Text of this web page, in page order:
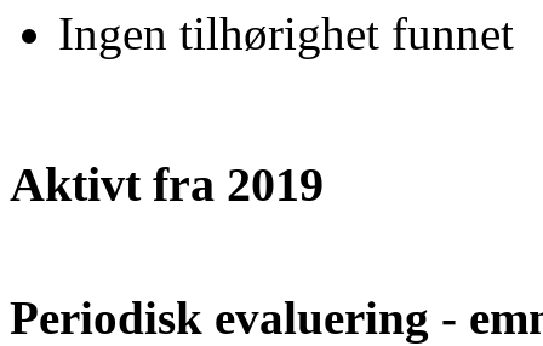
Ingen tilhørighet funnet
Aktivt fra 2019
Periodisk evaluering -